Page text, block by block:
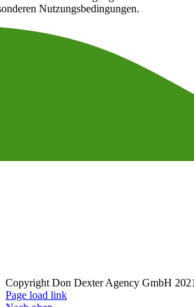
Nutzungsbedingungen.
Copyright Don Dexter Agency GmbH
Page load link